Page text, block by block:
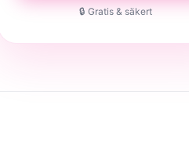
🔒 Gratis & säkert